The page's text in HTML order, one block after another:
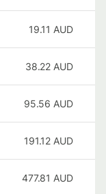
19.11 AUD
38.22 AUD
95.56 AUD
191.12 AUD
477.81 AUD